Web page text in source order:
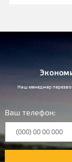
Наш менеджер
Ваш телефон: